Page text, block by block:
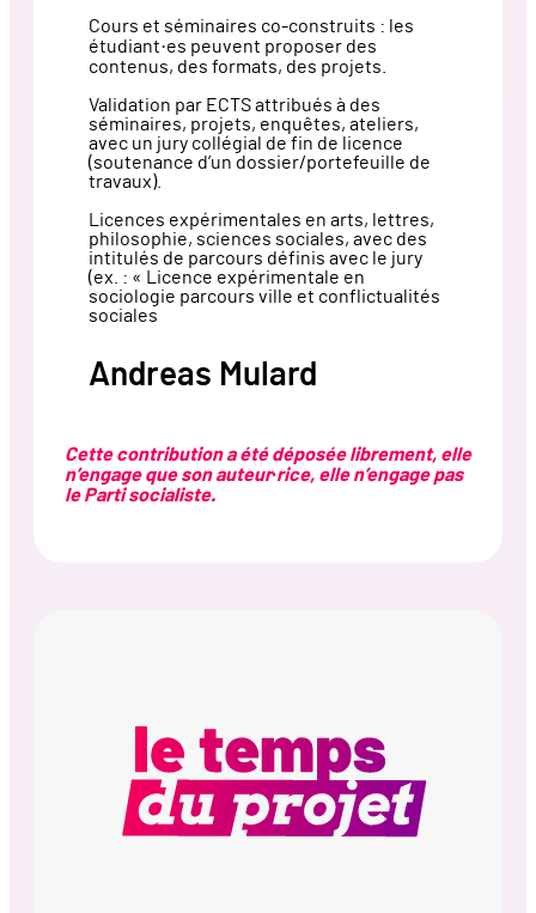
Cours et séminaires co-construits : les
étudiant·es peuvent proposer des
contenus, des formats, des projets.
Validation par ECTS attribués à des
séminaires, projets, enquêtes, ateliers,
avec un jury collégial de fin de licence
(soutenance d’un dossier/portefeuille de
travaux).
Licences expérimentales en arts, lettres,
philosophie, sciences sociales, avec des
intitulés de parcours définis avec le jury
(ex. : « Licence expérimentale en
sociologie parcours ville et conflictualités
sociales
Andreas Mulard
Cette contribution a été déposée librement, elle
n’engage que son auteur·rice, elle n’engage pas
le Parti socialiste.